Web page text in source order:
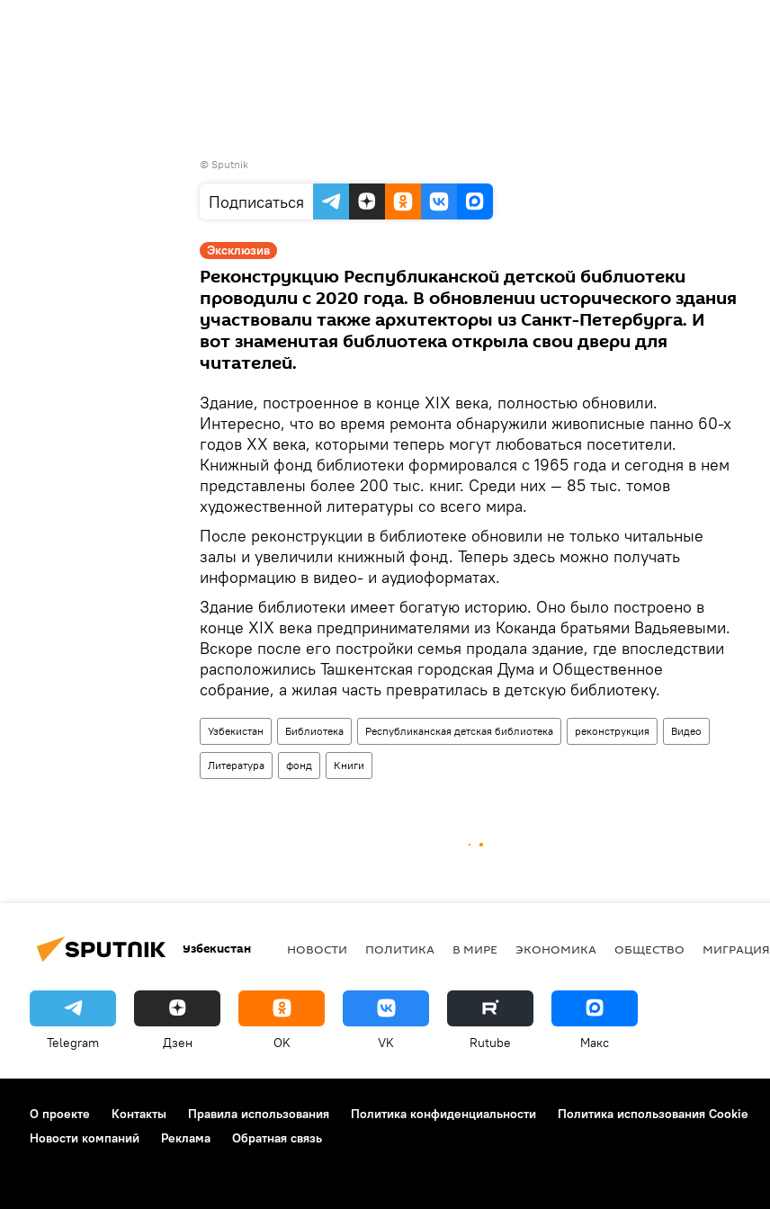
© Sputnik
Подписаться
Эксклюзив
Реконструкцию Республиканской детской библиотеки
проводили с 2020 года. В обновлении исторического здания
участвовали также архитекторы из Санкт-Петербурга. И
вот знаменитая библиотека открыла свои двери для
читателей.
Здание, построенное в конце XIX века, полностью обновили.
Интересно, что во время ремонта обнаружили живописные панно 60-х
годов XX века, которыми теперь могут любоваться посетители.
Книжный фонд библиотеки формировался с 1965 года и сегодня в нем
представлены более 200 тыс. книг. Среди них — 85 тыс. томов
художественной литературы со всего мира.
После реконструкции в библиотеке обновили не только читальные
залы и увеличили книжный фонд. Теперь здесь можно получать
информацию в видео- и аудиоформатах.
Здание библиотеки имеет богатую историю. Оно было построено в
конце XIX века предпринимателями из Коканда братьями Вадьяевыми.
Вскоре после его постройки семья продала здание, где впоследствии
расположились Ташкентская городская Дума и Общественное
собрание, а жилая часть превратилась в детскую библиотеку.
Узбекистан Библиотека Республиканская детская библиотека реконструкция Видео
Литература фонд Книги
Узбекистан НОВОСТИ ПОЛИТИКА В МИРЕ ЭКОНОМИКА ОБЩЕСТВО МИГРАЦИЯ
Telegram Дзен OK VK Rutube Макс
О проекте Контакты Правила использования Политика конфиденциальности Политика использования Cookie
Новости компаний
Реклама Обратная связь